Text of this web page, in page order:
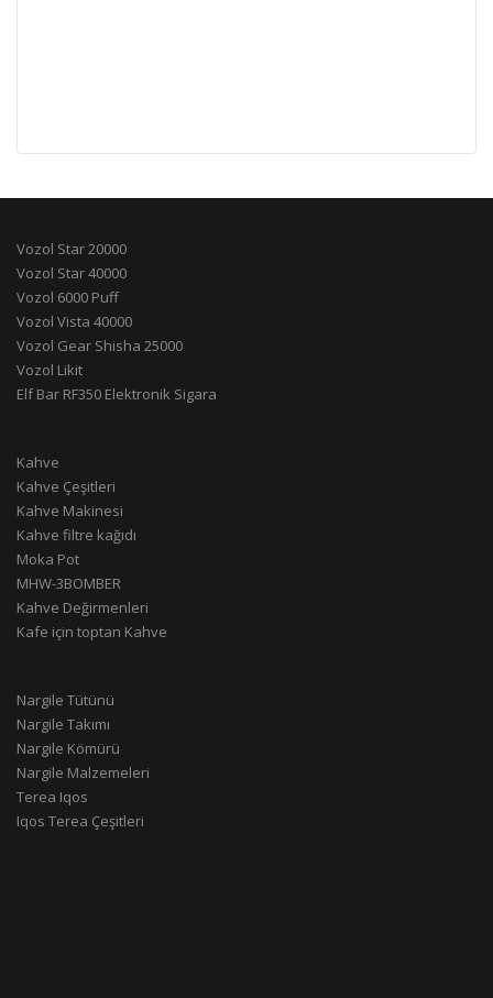
Vozol Star 20000
Vozol Star 40000
Vozol 6000 Puff
Vozol Vista 40000
Vozol Gear Shisha 25000
Vozol Likit
Elf Bar RF350 Elektronik Sigara
Kahve
Kahve Çeşitleri
Kahve Makinesi
Kahve filtre kağıdı
Moka Pot
MHW-3BOMBER
Kahve Değirmenleri
Kafe için toptan Kahve
Nargile Tütünü
Nargile Takımı
Nargile Kömürü
Nargile Malzemeleri
Terea Iqos
Iqos Terea Çeşitleri